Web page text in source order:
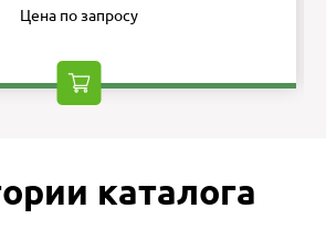
Цена по запросу
каталога